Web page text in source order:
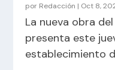
por Redacción | Oct 8,
La nueva obra
presenta este
establecimiento